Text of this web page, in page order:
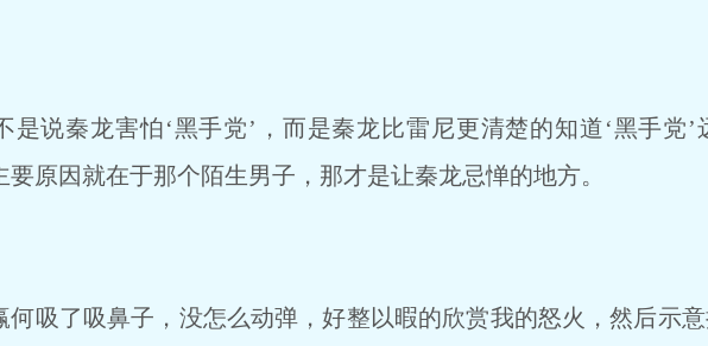
说秦龙害怕‘黑手党’，而是秦龙比雷尼更清楚的知道‘黑手党’
要原因就在于那个陌生男子，那才是让秦龙忌惮的地方。
吸了吸鼻子，没怎么动弹，好整以暇的欣赏我的怒火，然后示